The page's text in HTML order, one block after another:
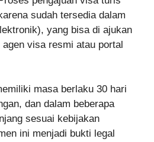
sudah tersedia dalam
yang bisa di ajukan
visa resmi atau portal
masa berlaku 30 hari
dan dalam beberapa
sesuai kebijakan
ini menjadi bukti legal